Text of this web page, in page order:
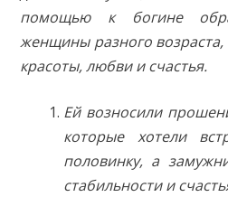
помощью к богине
женщины разного возраста,
красоты, любви и счастья.
Ей возносили
которые хотели
половинку, а
стабильности и